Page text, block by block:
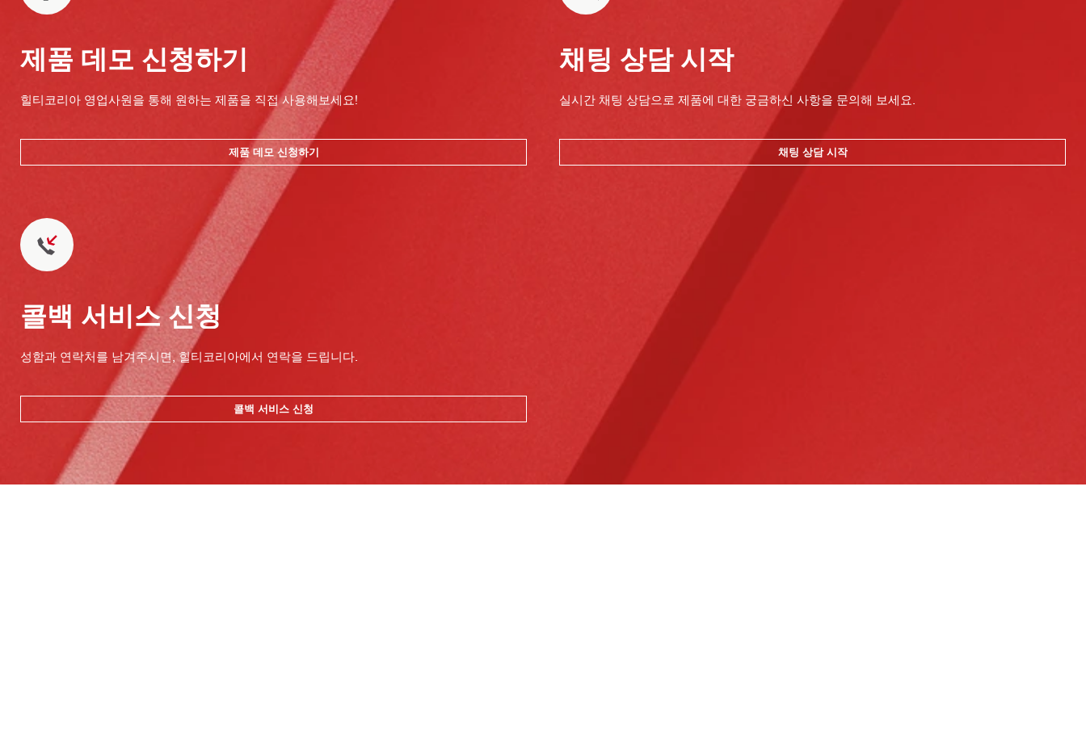
제품 데모 신청하기
힐티코리아 영업사원을 통해 원하는 제품을 직접 사용해보세요!
제품 데모 신청하기
채팅 상담 시작
실시간 채팅 상담으로 제품에 대한 궁금하신 사항을 문의해 보세요.
채팅 상담 시작
콜백 서비스 신청
성함과 연락처를 남겨주시면, 힐티코리아에서 연락을 드립니다.
콜백 서비스 신청